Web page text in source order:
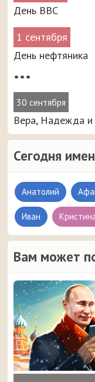
День ВВС
1 сентября
День нефтяника
•••
30 сентября
Вера, Надежда
Сегодня
Анатолий
Иван
Вам может